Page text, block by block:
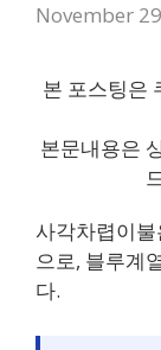
November
본 포스팅은
본문내용은
사각차렵이
으로, 블루계
다.